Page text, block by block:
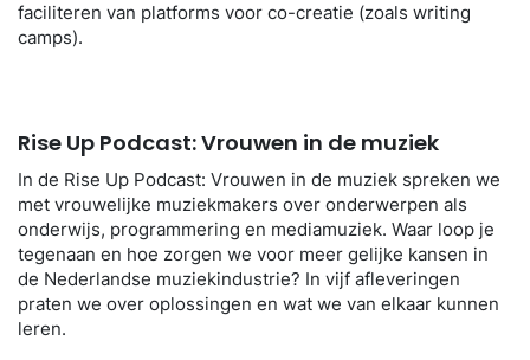
faciliteren van platforms voor co-creatie (zoals writing
camps).
Rise Up Podcast: Vrouwen in de muziek
In de Rise Up Podcast: Vrouwen in de muziek spreken we
met vrouwelijke muziekmakers over onderwerpen als
onderwijs, programmering en mediamuziek. Waar loop je
tegenaan en hoe zorgen we voor meer gelijke kansen in
de Nederlandse muziekindustrie? In vijf afleveringen
praten we over oplossingen en wat we van elkaar kunnen
leren.